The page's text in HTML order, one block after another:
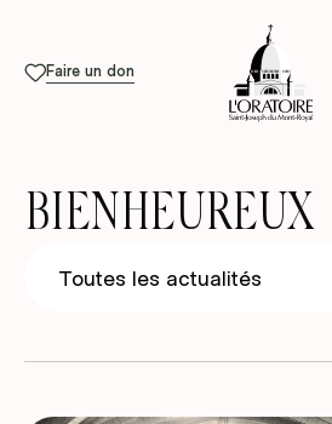
Faire un don
BIENHEUREUX